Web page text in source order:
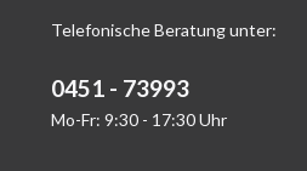
Telefonische Beratung unter:
0451 - 73993
Mo-Fr: 9:30 - 17:30 Uhr